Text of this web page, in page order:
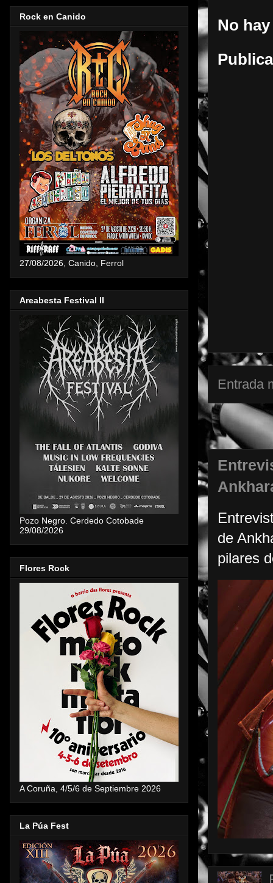
No
Entrada
de
pilares
Rock en Canido
27/08/2026, Canido, Ferrol
Areabesta Festival II
Pozo Negro. Cerdedo Cotobade
29/08/2026
Flores Rock
A Coruña, 4/5/6 de Septiembre 2026
La Púa Fest